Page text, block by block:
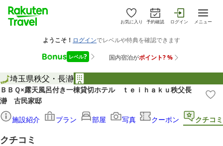
お気に入り 予約確認 ログイン メニュー
埼玉県秩父・長瀞
ＢＢＱ×露天風呂付き一棟貸切ホテル ｔｅｉｈａｋｕ秩父長
瀞 古民家邸
施設紹介
プラン 部屋 写真 クーポン クチコミ
クチコミ